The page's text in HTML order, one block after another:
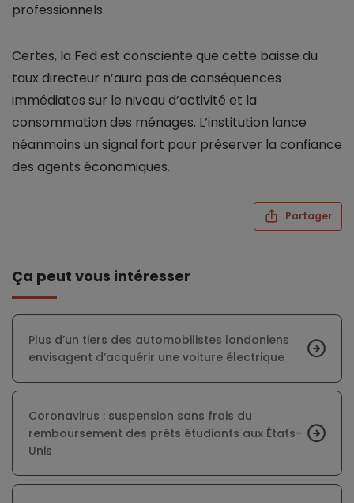
professionnels.
Certes, la Fed est consciente que cette baisse du
taux directeur n’aura pas de conséquences
immédiates sur le niveau d’activité et la
consommation des ménages. L’institution lance
néanmoins un signal fort pour préserver la confiance
des agents économiques.
Partager
Ça peut vous intéresser
Plus d’un tiers des automobilistes londoniens
envisagent d’acquérir une voiture électrique
Coronavirus : suspension sans frais du
remboursement des prêts étudiants aux États-
Unis